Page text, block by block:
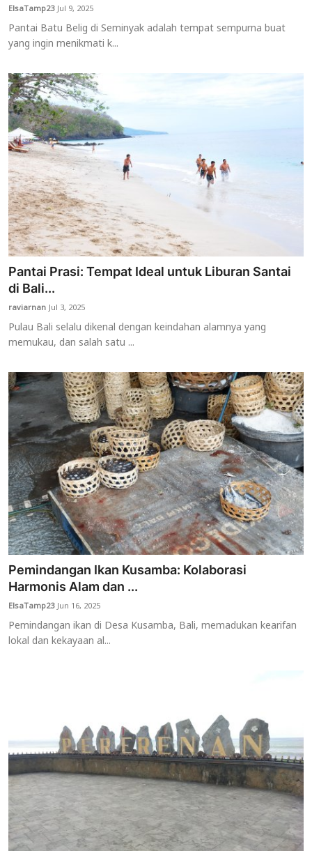
ElsaTamp23Jul 9, 2025
Pantai Batu Belig di Seminyak adalah tempat sempurna buat
yang ingin menikmati k...
Pantai Prasi: Tempat Ideal untuk Liburan Santai
di Bali...
raviarnanJul 3, 2025
Pulau Bali selalu dikenal dengan keindahan alamnya yang
memukau, dan salah satu ...
Pemindangan Ikan Kusamba: Kolaborasi
Harmonis Alam dan ...
ElsaTamp23Jun 16, 2025
Pemindangan ikan di Desa Kusamba, Bali, memadukan kearifan
lokal dan kekayaan al...